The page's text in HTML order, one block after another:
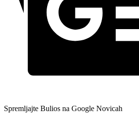
Spremljajte Bulios na Google Novicah